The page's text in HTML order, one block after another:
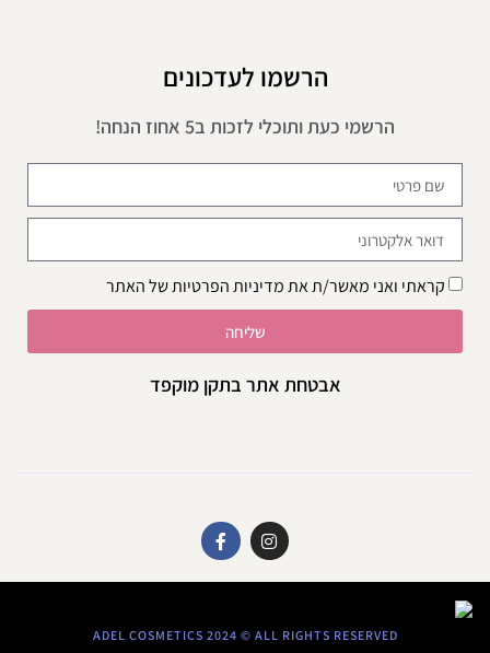
הרשמו לעדכונים
הרשמי כעת ותוכלי לזכות ב5 אחוז הנחה!
קראתי ואני מאשר/ת אתמדיניות הפרטיותשל האתר
שליחה
אבטחת אתר בתקן מוקפד
ADEL COSMETICS 2024 © ALL RIGHTS RESERVED​